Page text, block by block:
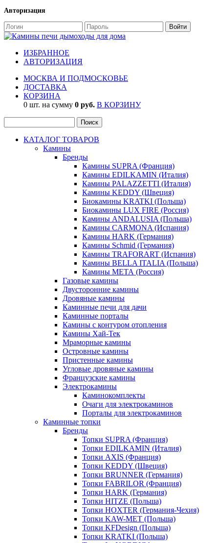
Авторизация
ИЗБРАННОЕ
АВТОРИЗАЦИЯ
МОСКВА И ПОДМОСКОВЬЕ
ДОСТАВКА
КОРЗИНА
0 шт. на сумму 0 руб. В КОРЗИНУ
КАТАЛОГ ТОВАРОВ
Камины
Бренды
Камины SUPRA (Франция)
Камины EDILKAMIN (Италия)
Камины PALAZZETTI (Италия)
Камины KEDDY (Швеция)
Биокамины KRATKI (Польша)
Биокамины LUX FIRE (Россия)
Камины ANDALUSIA (Польша)
Камины CARMONA (Испания)
Камины HARK (Германия)
Камины Schmid (Германия)
Камины TRAFORART (Испания)
Камины BELLA ITALIA (Польша)
Камины МЕТА (Россия)
Газовые камины
Двусторонние камины
Дровяные камины
Каминные печи для дачи
Каминные порталы
Камины с контуром отопления
Камины Хай-Тек
Мраморные камины
Островные камины
Пристенные камины
Угловые дровяные камины
Французские камины
Электрокамины
Каминокомплекты
Очаги для электрокаминов
Порталы для электрокаминов
Каминные топки
Бренды
Топки SUPRA (Франция)
Топки EDILKAMIN (Италия)
Топки AXIS (Франция)
Топки KEDDY (Швеция)
Топки BRUNNER (Германия)
Топки FABRILOR (Франция)
Топки HARK (Германия)
Топки HITZE (Польша)
Топки HOXTER (Германия-Чехия)
Топки KAW-MET (Польша)
Топки KFDesign (Польша)
Топки KRATKI (Польша)